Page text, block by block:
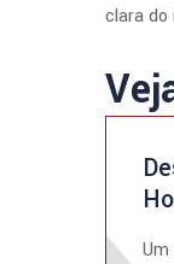
clara